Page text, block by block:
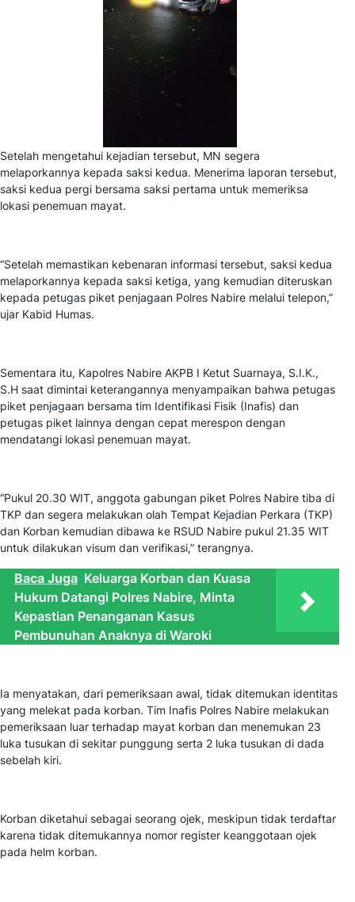
Setelah mengetahui kejadian tersebut, MN segera
melaporkannya kepada saksi kedua. Menerima laporan tersebut,
saksi kedua pergi bersama saksi pertama untuk memeriksa
lokasi penemuan mayat.
“Setelah memastikan kebenaran informasi tersebut, saksi kedua
melaporkannya kepada saksi ketiga, yang kemudian diteruskan
kepada petugas piket penjagaan Polres Nabire melalui telepon,”
ujar Kabid Humas.
Sementara itu, Kapolres Nabire AKPB I Ketut Suarnaya, S.I.K.,
S.H saat dimintai keterangannya menyampaikan bahwa petugas
piket penjagaan bersama tim Identifikasi Fisik (Inafis) dan
petugas piket lainnya dengan cepat merespon dengan
mendatangi lokasi penemuan mayat.
“Pukul 20.30 WIT, anggota gabungan piket Polres Nabire tiba di
TKP dan segera melakukan olah Tempat Kejadian Perkara (TKP)
dan Korban kemudian dibawa ke RSUD Nabire pukul 21.35 WIT
untuk dilakukan visum dan verifikasi,” terangnya.
Baca Juga Keluarga Korban dan Kuasa
Hukum Datangi Polres Nabire, Minta
Kepastian Penanganan Kasus
Pembunuhan Anaknya di Waroki
Ia menyatakan, dari pemeriksaan awal, tidak ditemukan identitas
yang melekat pada korban. Tim Inafis Polres Nabire melakukan
pemeriksaan luar terhadap mayat korban dan menemukan 23
luka tusukan di sekitar punggung serta 2 luka tusukan di dada
sebelah kiri.
Korban diketahui sebagai seorang ojek, meskipun tidak terdaftar
karena tidak ditemukannya nomor register keanggotaan ojek
pada helm korban.